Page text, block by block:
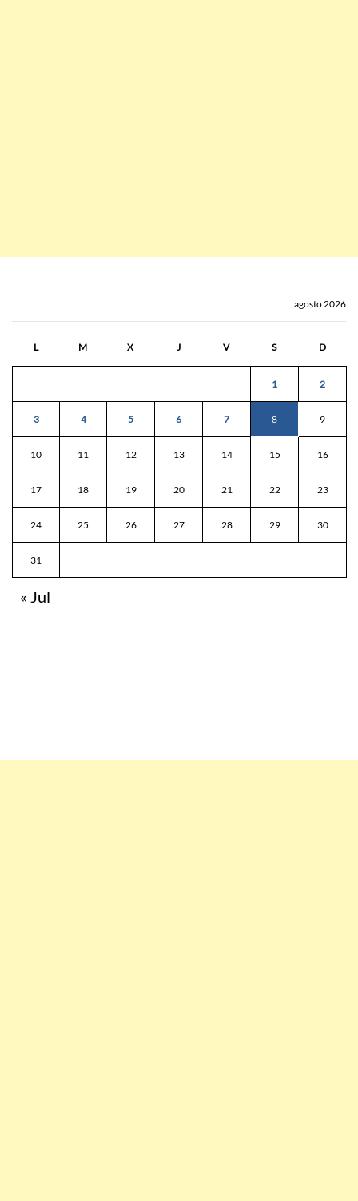
agosto 2026
L M X J V S D
1 2
3 4 5 6 7 8 9
10 11 12 13 14 15 16
17 18 19 20 21 22 23
24 25 26 27 28 29 30
31
« Jul